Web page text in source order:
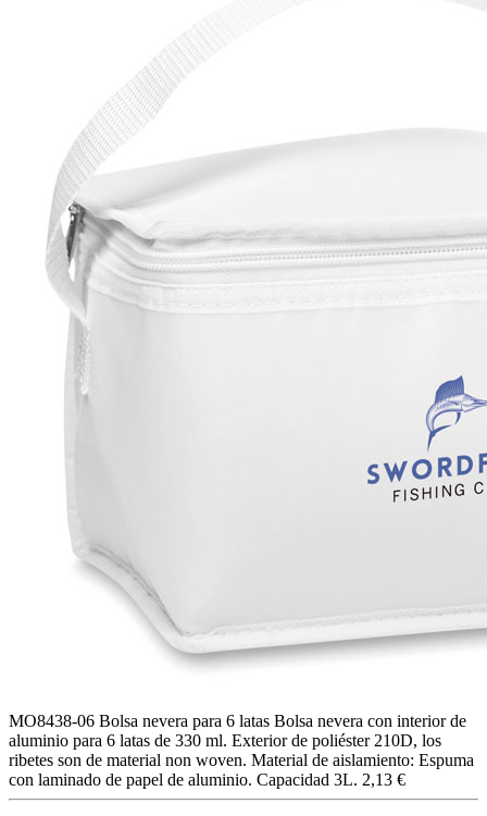
MO8438-06 Bolsa nevera para 6 latas Bolsa nevera con interior de
aluminio para 6 latas de 330 ml. Exterior de poliéster 210D, los
ribetes son de material non woven. Material de aislamiento: Espuma
con laminado de papel de aluminio. Capacidad 3L. 2,13 €